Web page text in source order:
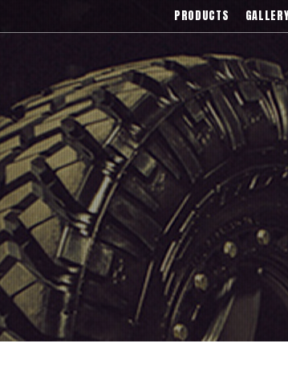
),Wrest(ヴァレスト)などブラン
PRODUCTS